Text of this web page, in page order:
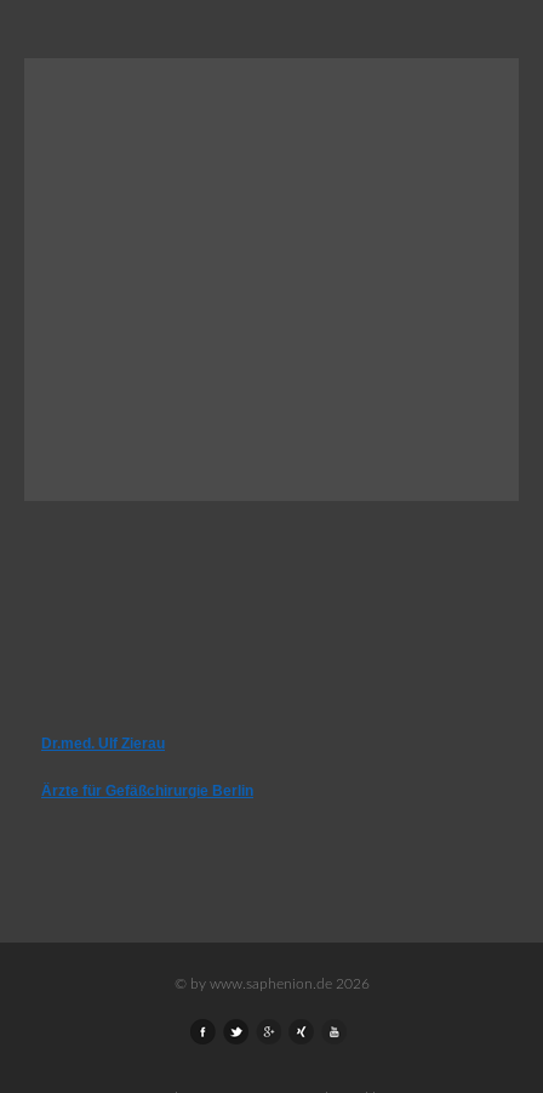
Dr.med. Ulf Zierau
Ärzte für Gefäßchirurgie Berlin
© by www.saphenion.de 2026